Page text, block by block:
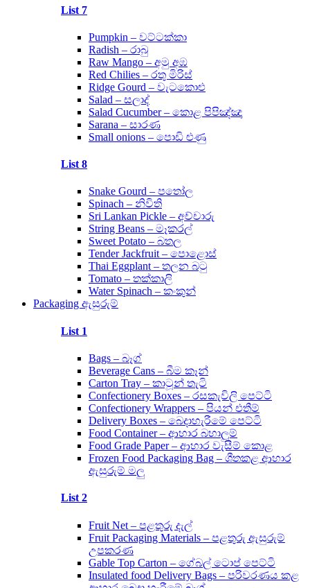
List 7
Pumpkin – වට්ටක්කා
Radish – රාබු
Raw Mango – අමු අඹ
Red Chilies – රතු මිරිස්
Ridge Gourd – වැටකොළු
Salad – සලාද්
Salad Cucumber – කොළ පිපිඤ්ඤා
Sarana – සාරණ
Small onions – පොඩි ළුණු
List 8
Snake Gourd – පතෝල
Spinach – නිවිති
Sri Lankan Pickle – අච්චාරු
String Beans – මෑකරල්
Sweet Potato – බතල
Tender Jackfruit – පොළොස්
Thai Eggplant – තලන බටු
Tomato – තක්කාලි
Water Spinach – කංකුන්
Packaging ඇසුරුම්
List 1
Bags – බෑග්
Beverage Cans – බීම කෑන්
Carton Tray – කාටූන් තැටි
Confectionery Boxes – රසකැවිලි පෙට්ටි
Confectionery Wrappers – පියන් එතීම්
Delivery Boxes – බෙදාහැරීමේ පෙට්ටි
Food Container – ආහාර බහාලුම්
Food Grade Paper – ආහාර වැසීම් කොළ
Frozen Food Packaging Bag – ශීතකළ ආහාර
ඇසුරුම් මලු
List 2
Fruit Net – පළතුරු දැල්
Fruit Packaging Materials – පළතුරු ඇසුරුම්
උපකරණ
Gable Top Carton – ගේබල් ටොප් පෙට්ටි
Insulated food Delivery Bags – පරිවරණය කළ